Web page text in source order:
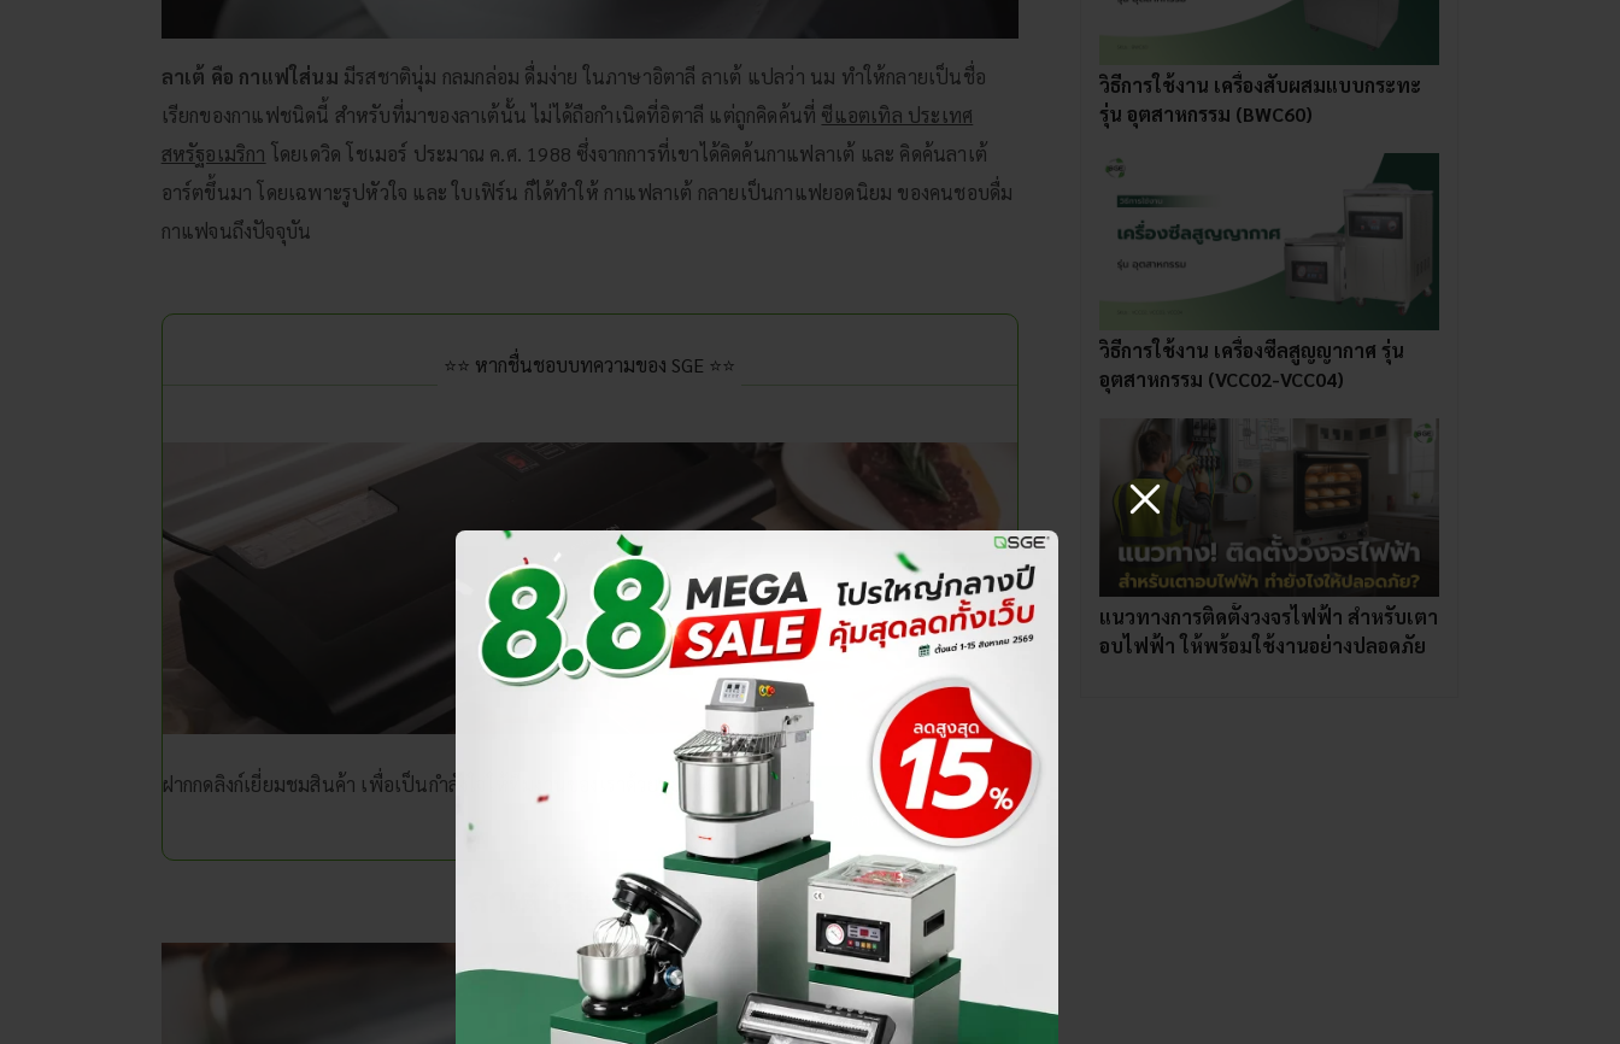
ลาเต้ คือ กาแฟใส่นม มีรสชาตินุ่ม กลมกล่อม ดื่มง่าย ในภาษาอิตาลี ลาเต้ แปลว่า นม ทำให้กลายเป็นชื่อ
เรียกของกาแฟชนิดนี้ สำหรับที่มาของลาเต้นั้น ไม่ได้ถือกำเนิดที่อิตาลี แต่ถูกคิดค้นที่ ซีแอตเทิล ประเทศ
สหรัฐอเมริกา โดยเดวิด โชเมอร์ ประมาณ ค.ศ. 1988 ซึ่งจากการที่เขาได้คิดค้นกาแฟลาเต้ และ คิดค้นลาเต้
อาร์ตขึ้นมา โดยเฉพาะรูปหัวใจ และ ใบเฟิร์น ก็ได้ทำให้ กาแฟลาเต้ กลายเป็นกาแฟยอดนิยม ของคนชอบดื่ม
กาแฟจนถึงปัจจุบัน
⭐⭐ หากชื่นชอบบทความของ SGE ⭐⭐
ฝากกดลิงก์เยี่ยมชมสินค้า เพื่อเป็นกำลังใจให้ทีมงานของเราด้วยนะคะ🙏
เครื่องซีลสูญญา
ลาเต้ ใส่อะไรบ้าง
วิธีการใช้งาน เครื่องสับผสมแบบกระทะ
รุ่น อุตสาหกรรม (BWC60)
วิธีการใช้งาน เครื่องซีลสูญญากาศ รุ่น
อุตสาหกรรม (VCC02-VCC04)
แนวทางการติดตั้งวงจรไฟฟ้า สำหรับเตา
อบไฟฟ้า ให้พร้อมใช้งานอย่างปลอดภัย